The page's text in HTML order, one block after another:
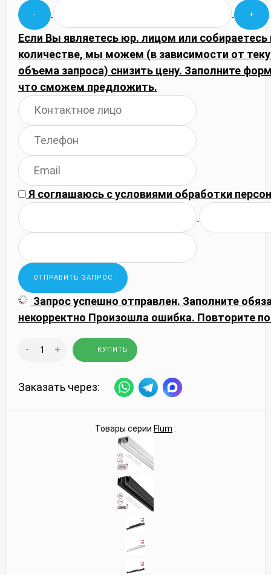
Если Вы являетесь юр. лицом или
количестве, мы можем (в зависимости от
объема запроса) снизить цену. Заполните
что сможем предложить.
Я соглашаюсь сусловиями обработки
Запрос успешно отправлен. Заполните
некорректно Произошла ошибка. Повторите
- + КУПИТЬ
Заказать через:
Товары серии Flum :